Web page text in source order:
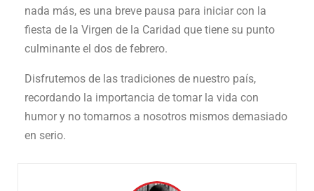
nada más, es una breve pausa para iniciar con la
fiesta de la Virgen de la Caridad que tiene su punto
culminante el dos de febrero.
Disfrutemos de las tradiciones de nuestro país,
recordando la importancia de tomar la vida con
humor y no tomarnos a nosotros mismos demasiado
en serio.